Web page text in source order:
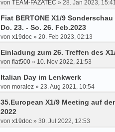
von TEAM-FAZATEC » 28. Jan 2023,
Fiat BERTONE X1/9
Do. 23. - So. 26. Feb.2023
von x19doc » 20. Feb 2023, 02:13
Einladung zum 26. Treffen des
von fiat500 » 10. Nov 2022, 21:53
Italian Day im Lenkwerk
von moralez » 23. Aug 2021, 10:54
35.European X1/9 Meeting auf
2022
von x19doc » 30. Jul 2022, 12:53